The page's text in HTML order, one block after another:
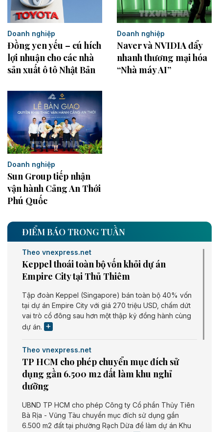
Doanh nghiệp
Đồng yen yếu – cú hích
lợi nhuận cho các nhà
sản xuất ô tô Nhật Bản
Doanh nghiệp
Naver và NVIDIA đẩy
nhanh thương mại hóa
“Nhà máy AI”
Doanh nghiệp
Sun Group tiếp nhận
vận hành Cảng An Thới
Phú Quốc
ĐIỂM BÁO TRONG TUẦN
Theo vnexpress.net
Keppel thoái toàn bộ vốn khỏi dự án
Empire City tại Thủ Thiêm
Tập đoàn Keppel (Singapore) bán toàn bộ 40% vốn
tại dự án Empire City với giá 270 triệu USD, chấm dứt
vai trò cổ đông sau hơn một thập kỷ đồng hành cùng
dự án.
Theo vnexpress.net
TP HCM cho phép chuyển mục đích sử
dụng gần 6.500 m2 đất làm khu nghỉ
dưỡng
UBND TP HCM cho phép Công ty Cổ phần Thủy Tiên
Bà Rịa - Vũng Tàu chuyển mục đích sử dụng gần
6.500 m2 đất tại phường Rạch Dừa để làm dự án Khu